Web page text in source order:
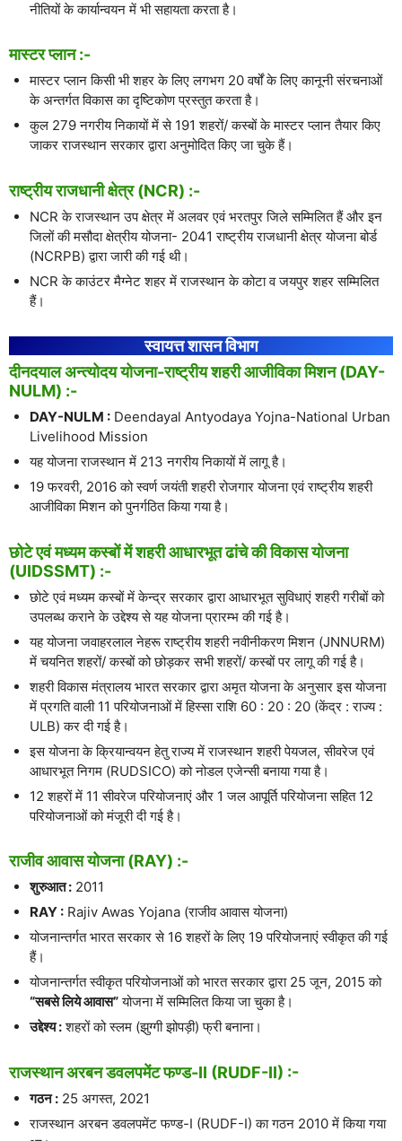
नीतियों के कार्यान्वयन में भी सहायता करता है।
मास्टर प्लान :-
मास्टर प्लान किसी भी शहर के लिए लगभग 20 वर्षों के लिए कानूनी संरचनाओं
के अन्तर्गत विकास का दृष्टिकोण प्रस्तुत करता है।
कुल 279 नगरीय निकायों में से 191 शहरों/ कस्बों के मास्टर प्लान तैयार किए
जाकर राजस्थान सरकार द्वारा अनुमोदित किए जा चुके हैं।
राष्ट्रीय राजधानी क्षेत्र (NCR) :-
NCR के राजस्थान उप क्षेत्र में अलवर एवं भरतपुर जिले सम्मिलित हैं और इन
जिलों की मसौदा क्षेत्रीय योजना- 2041 राष्ट्रीय राजधानी क्षेत्र योजना बोर्ड
(NCRPB) द्वारा जारी की गई थी।
NCR के काउंटर मैग्नेट शहर में राजस्थान के कोटा व जयपुर शहर सम्मिलित
हैं।
स्वायत्त शासन विभाग
दीनदयाल अन्त्योदय योजना-राष्ट्रीय शहरी आजीविका मिशन (DAY-
NULM) :-
DAY-NULM :Deendayal Antyodaya Yojna-National Urban
Livelihood Mission
यह योजना राजस्थान में 213 नगरीय निकायों में लागू है।
19 फरवरी, 2016 को स्वर्ण जयंती शहरी रोजगार योजना एवं राष्ट्रीय शहरी
आजीविका मिशन को पुनर्गठित किया गया है।
छोटे एवं मध्यम कस्बों में शहरी आधारभूत ढांचे की विकास योजना
(UIDSSMT) :-
छोटे एवं मध्यम कस्बों में केन्द्र सरकार द्वारा आधारभूत सुविधाएं शहरी गरीबों को
उपलब्ध कराने के उद्देश्य से यह योजना प्रारम्भ की गई है।
यह योजना जवाहरलाल नेहरू राष्ट्रीय शहरी नवीनीकरण मिशन (JNNURM)
में चयनित शहरों/ कस्बों को छोड़कर सभी शहरों/ कस्बों पर लागू की गई है।
शहरी विकास मंत्रालय भारत सरकार द्वारा अमृत योजना के अनुसार इस योजना
में प्रगति वाली 11 परियोजनाओं में हिस्सा राशि 60 : 20 : 20 (केंद्र : राज्य :
ULB) कर दी गई है।
इस योजना के क्रियान्वयन हेतु राज्य में राजस्थान शहरी पेयजल, सीवरेज एवं
आधारभूत निगम (RUDSICO) को नोडल एजेन्सी बनाया गया है।
12 शहरों में 11 सीवरेज परियोजनाएं और 1 जल आपूर्ति परियोजना सहित 12
परियोजनाओं को मंजूरी दी गई है।
राजीव आवास योजना (RAY) :-
शुरुआत :2011
RAY :Rajiv Awas Yojana (राजीव आवास योजना)
योजनान्तर्गत भारत सरकार से 16 शहरों के लिए 19 परियोजनाएं स्वीकृत की गई
हैं।
योजनान्तर्गत स्वीकृत परियोजनाओं को भारत सरकार द्वारा 25 जून, 2015 को
“सबसे लिये आवास”योजना में सम्मिलित किया जा चुका है।
उद्देश्य :शहरों को स्लम (झुग्गी झोपड़ी) फ्री बनाना।
राजस्थान अरबन डवलपमेंट फण्ड-II (RUDF-II) :-
गठन :25 अगस्त, 2021
राजस्थान अरबन डवलपमेंट फण्ड-I (RUDF-I) का गठन 2010 में किया गया